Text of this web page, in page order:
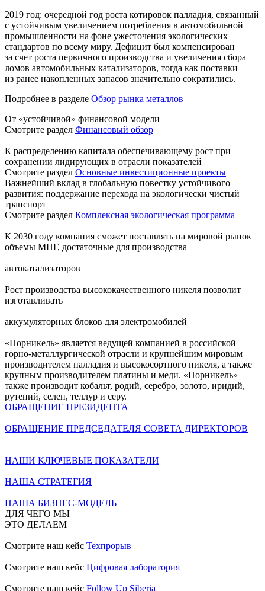
2019 год: очередной год роста котировок палладия, связанный
с устойчивым увеличением потребления в автомобильной
промышленности на фоне ужесточения экологических
стандартов по всему миру. Дефицит был компенсирован
за счет роста первичного производства и увеличения сбора
ломов автомобильных катализаторов, тогда как поставки
из ранее накопленных запасов значительно сократились.
Подробнее в разделе Обзор рынка металлов
От «устойчивой» финансовой модели
Смотрите раздел Финансовый обзор
К распределению капитала обеспечивающему рост при
сохранении лидирующих в отрасли показателей
Смотрите раздел Основные инвестиционные проекты
Важнейший вклад в глобальную повестку устойчивого
развития: поддержание перехода на экологически чистый
транспорт
Смотрите раздел Комплексная экологическая программа
К 2030 году компания сможет поставлять на мировой рынок
объемы МПГ, достаточные для производства
автокатализаторов
Рост производства высококачественного никеля позволит
изготавливать
аккумуляторных блоков для электромобилей
«Норникель» является ведущей компанией в российской
горно-металлургической отрасли и крупнейшим мировым
производителем палладия и высокосортного никеля, а также
крупным производителем платины и меди. «Норникель»
также производит кобальт, родий, серебро, золото, иридий,
рутений, селен, теллур и серу.
ОБРАЩЕНИЕ ПРЕЗИДЕНТА
ОБРАЩЕНИЕ ПРЕДСЕДАТЕЛЯ СОВЕТА ДИРЕКТОРОВ
НАШИ КЛЮЧЕВЫЕ ПОКАЗАТЕЛИ
НАША СТРАТЕГИЯ
НАША БИЗНЕС-МОДЕЛЬ
ДЛЯ ЧЕГО МЫ
ЭТО ДЕЛАЕМ
Смотрите наш кейс Техпрорыв
Смотрите наш кейс Цифровая лаборатория
Смотрите наш кейс Follow Up Siberia